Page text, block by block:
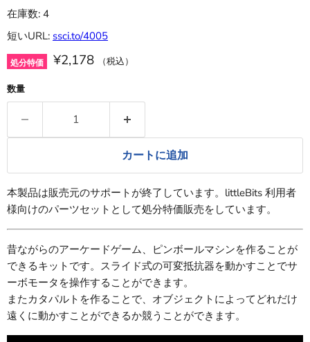
在庫数: 4
短いURL: ssci.to/4005
処分特価 ¥2,178 （税込）
数量
カートに追加
本製品は販売元のサポートが終了しています。littleBits 利用者
様向けのパーツセットとして処分特価販売をしています。
昔ながらのアーケードゲーム、ピンボールマシンを作ることが
できるキットです。スライド式の可変抵抗器を動かすことでサ
ーボモータを操作することができます。
またカタパルトを作ることで、オブジェクトによってどれだけ
遠くに動かすことができるか競うことができます。